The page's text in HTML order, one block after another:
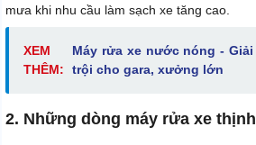
mưa khi nhu cầu làm sạch xe tăng cao.
XEM
THÊM:
Máy rửa xe nước nóng -
trội cho gara, xưởng lớn
2. Những dòng máy rửa xe